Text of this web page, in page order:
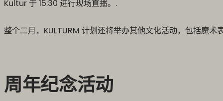
Kultur 于 15:30 进行现场直播。.
整个二月，KULTURM 计划还将举办其他文化活动，包括魔
周年纪念活动